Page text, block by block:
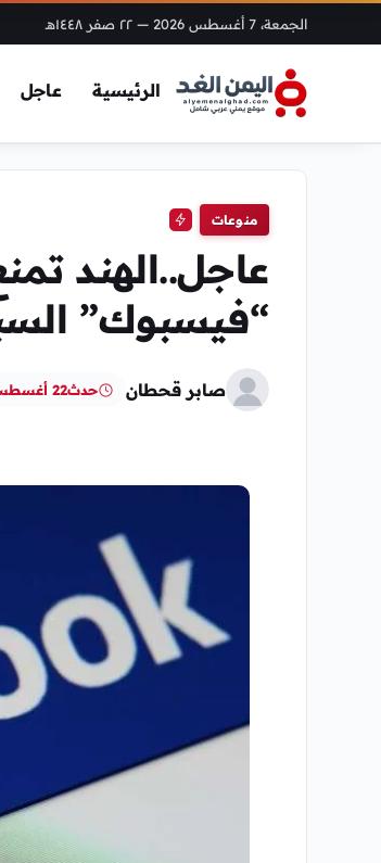
الجمعة، 7 أغسطس 2026 — ٢٢ صفر ١٤٤٨هـ
الرئيسية عاجل
منوعات
عاجل..الهند
“فيسبوك”
صابر قحطان حدث22 أغسطس، 2024